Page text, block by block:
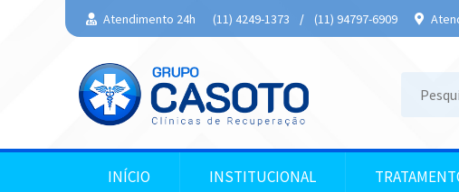
Atendimento 24h (11) 4249-1373 / (11) 94797-6909
INÍCIO INSTITUCIONAL